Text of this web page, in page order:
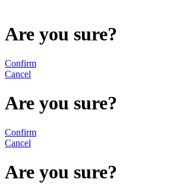
Are you sure?
Confirm
Cancel
Are you sure?
Confirm
Cancel
Are you sure?